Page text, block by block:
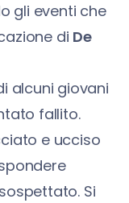
gli eventi che
di De
alcuni giovani
fallito.
e ucciso
Si